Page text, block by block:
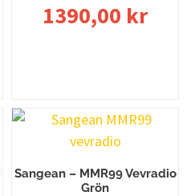
1390,00 kr
Sangean – MMR99 Vevradio
Grön